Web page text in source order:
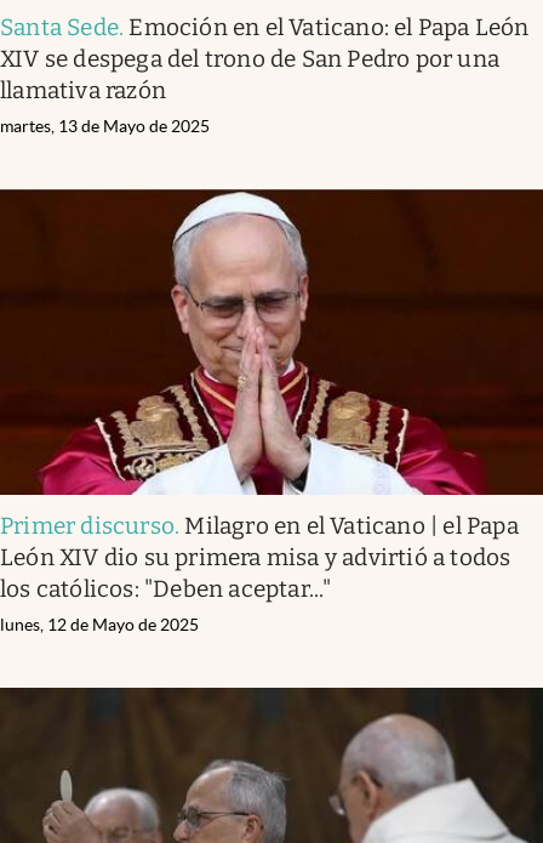
Santa Sede. Emoción en el Vaticano: el Papa León
XIV se despega del trono de San Pedro por una
llamativa razón
martes, 13 de Mayo de 2025
Primer discurso. Milagro en el Vaticano | el Papa
León XIV dio su primera misa y advirtió a todos
los católicos: "Deben aceptar..."
lunes, 12 de Mayo de 2025